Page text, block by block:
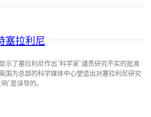
塞拉利尼
示了塞拉利尼作出“科学家”谴责研究不实的批准
国为总部的科学媒体中心塑造出对塞拉利尼研究
”是误导的。